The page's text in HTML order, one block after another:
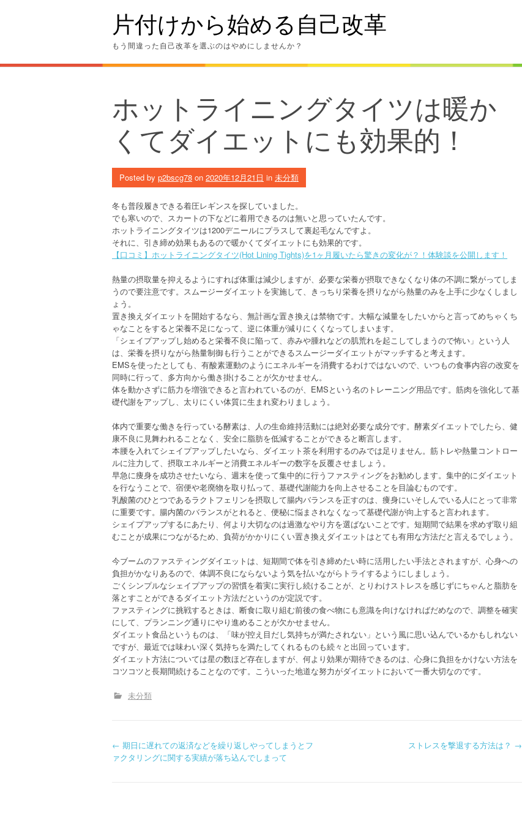
片付けから始める自己改革
もう間違った自己改革を選ぶのはやめにしませんか？
ホットライニングタイツは暖か
くてダイエットにも効果的！
Posted by p2bscg78 on 2020年12月21日 in 未分類
冬も普段履きできる着圧レギンスを探していました。
でも寒いので、スカートの下などに着用できるのは無いと思っていたんです。
ホットライニングタイツは1200デニールにプラスして裏起毛なんですよ。
それに、引き締め効果もあるので暖かくてダイエットにも効果的です。
【口コミ】ホットライニングタイツ(Hot Lining Tights)を1ヶ月履いたら驚きの変化が？！体験談を公開します！
熱量の摂取量を抑えるようにすれば体重は減少しますが、必要な栄養が摂取できなくなり体の不調に繋がってしま
うので要注意です。スムージーダイエットを実施して、きっちり栄養を摂りながら熱量のみを上手に少なくしまし
ょう。
置き換えダイエットを開始するなら、無計画な置き換えは禁物です。大幅な減量をしたいからと言ってめちゃくち
ゃなことをすると栄養不足になって、逆に体重が減りにくくなってしまいます。
「シェイプアップし始めると栄養不良に陥って、赤みや腫れなどの肌荒れを起こしてしまうので怖い」という人
は、栄養を摂りながら熱量制御も行うことができるスムージーダイエットがマッチすると考えます。
EMSを使ったとしても、有酸素運動のようにエネルギーを消費するわけではないので、いつもの食事内容の改変を
同時に行って、多方向から働き掛けることが欠かせません。
体を動かさずに筋力を増強できると言われているのが、EMSという名のトレーニング用品です。筋肉を強化して基
礎代謝をアップし、太りにくい体質に生まれ変わりましょう。
体内で重要な働きを行っている酵素は、人の生命維持活動には絶対必要な成分です。酵素ダイエットでしたら、健
康不良に見舞われることなく、安全に脂肪を低減することができると断言します。
本腰を入れてシェイプアップしたいなら、ダイエット茶を利用するのみでは足りません。筋トレや熱量コントロー
ルに注力して、摂取エネルギーと消費エネルギーの数字を反覆させましょう。
早急に痩身を成功させたいなら、週末を使って集中的に行うファスティングをお勧めします。集中的にダイエット
を行なうことで、宿便や老廃物を取り払って、基礎代謝能力を向上させることを目論むものです。
乳酸菌のひとつであるラクトフェリンを摂取して腸内バランスを正すのは、痩身にいそしんでいる人にとって非常
に重要です。腸内菌のバランスがとれると、便秘に悩まされなくなって基礎代謝が向上すると言われます。
シェイプアップするにあたり、何より大切なのは過激なやり方を選ばないことです。短期間で結果を求めず取り組
むことが成果につながるため、負荷がかかりにくい置き換えダイエットはとても有用な方法だと言えるでしょう。
今ブームのファスティングダイエットは、短期間で体を引き締めたい時に活用したい手法とされますが、心身への
負担がかなりあるので、体調不良にならないよう気を払いながらトライするようにしましょう。
ごくシンプルなシェイプアップの習慣を着実に実行し続けることが、とりわけストレスを感じずにちゃんと脂肪を
落とすことができるダイエット方法だというのが定説です。
ファスティングに挑戦するときは、断食に取り組む前後の食べ物にも意識を向けなければだめなので、調整を確実
にして、プランニング通りにやり進めることが欠かせません。
ダイエット食品というものは、「味が控え目だし気持ちが満たされない」という風に思い込んでいるかもしれない
ですが、最近では味わい深く気持ちを満たしてくれるものも続々と出回っています。
ダイエット方法については星の数ほど存在しますが、何より効果が期待できるのは、心身に負担をかけない方法を
コツコツと長期間続けることなのです。こういった地道な努力がダイエットにおいて一番大切なのです。
未分類
P
← 期日に遅れての返済などを繰り返しやってしまうとフ
ァクタリングに関する実績が落ち込んでしまって
ストレスを撃退する方法は？ →